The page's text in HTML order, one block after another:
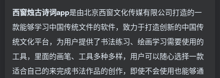
西窗烛古诗词app是由北京西窗文化传媒有限公司打造的一
款能够学习中国传统文件的软件，致力于打造创新的中国传
统文化平台，为用户提供了书法练习、绘画学习需要使用的
工具，里面的画笔、工具多种多样，用户可以随心选择一款
适合自己的来完成书法作品的创作，即使不会使用也能够通